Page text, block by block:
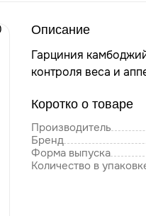
Описание
Гарциния
контроля веса и
Коротко о товаре
Производитель
Бренд
Форма выпуска
Количество в